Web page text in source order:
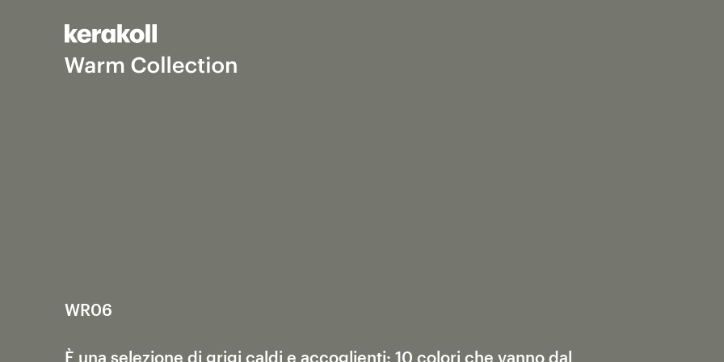
WR06
È una selezione di grigi caldi e accoglienti: 10 colori che vanno dal